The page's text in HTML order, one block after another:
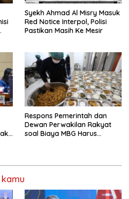
Syekh Ahmad Al Misry Masuk
Red Notice Interpol, Polisi
Pastikan Masih Ke Mesir
Respons Pemerintah dan
Dewan Perwakilan Rakyat
soal Biaya MBG Harus